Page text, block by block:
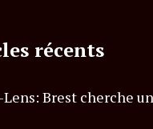
récents
Brest cherche